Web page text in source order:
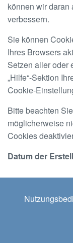
können wir daran
verbessern.
Sie können
Ihres Browsers
Setzen aller oder
„Hilfe“-Sektion
Cookie-
Bitte beachten
möglicherweise
Cookies
Datum der
Footer